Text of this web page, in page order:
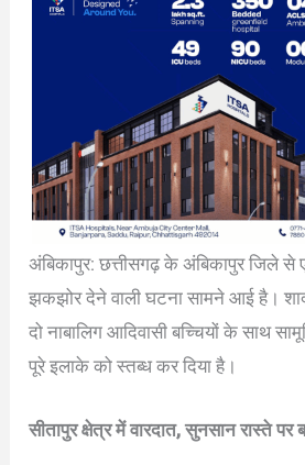
अंबिकापुर: छत्तीसगढ़ के अंबिकापुर जिले
झकझोर देने वाली घटना सामने आई है।
दो नाबालिग आदिवासी बच्चियों के साथ
पूरे इलाके को स्तब्ध कर दिया है।
सीतापुर क्षेत्र में वारदात, सुनसान रास्ते पर